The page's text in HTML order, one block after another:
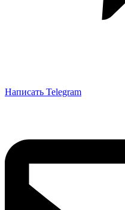
Написать Telegram